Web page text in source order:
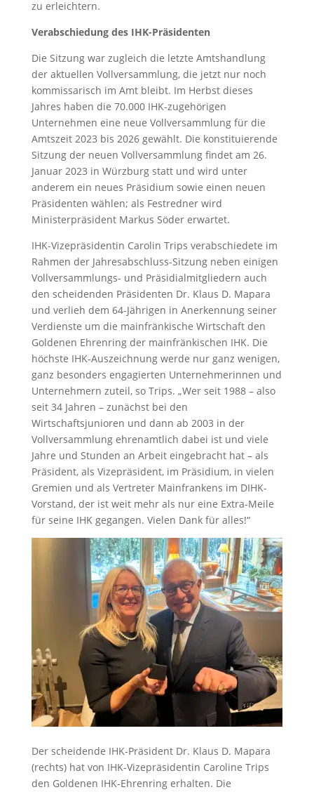
zu erleichtern.
Verabschiedung des IHK-Präsidenten
Die Sitzung war zugleich die letzte Amtshandlung
der aktuellen Vollversammlung, die jetzt nur noch
kommissarisch im Amt bleibt. Im Herbst dieses
Jahres haben die 70.000 IHK-zugehörigen
Unternehmen eine neue Vollversammlung für die
Amtszeit 2023 bis 2026 gewählt. Die konstituierende
Sitzung der neuen Vollversammlung findet am 26.
Januar 2023 in Würzburg statt und wird unter
anderem ein neues Präsidium sowie einen neuen
Präsidenten wählen; als Festredner wird
Ministerpräsident Markus Söder erwartet.
IHK-Vizepräsidentin Carolin Trips verabschiedete im
Rahmen der Jahresabschluss-Sitzung neben einigen
Vollversammlungs- und Präsidialmitgliedern auch
den scheidenden Präsidenten Dr. Klaus D. Mapara
und verlieh dem 64-Jährigen in Anerkennung seiner
Verdienste um die mainfränkische Wirtschaft den
Goldenen Ehrenring der mainfränkischen IHK. Die
höchste IHK-Auszeichnung werde nur ganz wenigen,
ganz besonders engagierten Unternehmerinnen und
Unternehmern zuteil, so Trips. „Wer seit 1988 – also
seit 34 Jahren – zunächst bei den
Wirtschaftsjunioren und dann ab 2003 in der
Vollversammlung ehrenamtlich dabei ist und viele
Jahre und Stunden an Arbeit eingebracht hat – als
Präsident, als Vizepräsident, im Präsidium, in vielen
Gremien und als Vertreter Mainfrankens im DIHK-
Vorstand, der ist weit mehr als nur eine Extra-Meile
für seine IHK gegangen. Vielen Dank für alles!“
Der scheidende IHK-Präsident Dr. Klaus D. Mapara
(rechts) hat von IHK-Vizepräsidentin Caroline Trips
den Goldenen IHK-Ehrenring erhalten. Die